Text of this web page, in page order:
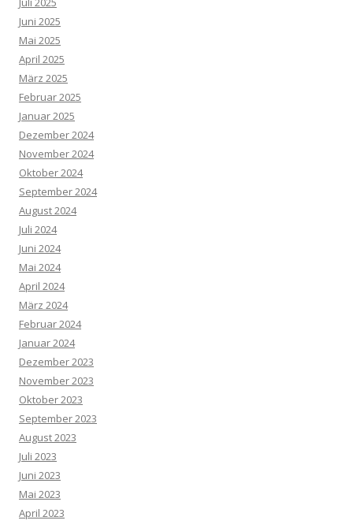
Juni 2025
Mai 2025
April 2025
März 2025
Februar 2025
Januar 2025
Dezember 2024
November 2024
Oktober 2024
September 2024
August 2024
Juli 2024
Juni 2024
Mai 2024
April 2024
März 2024
Februar 2024
Januar 2024
Dezember 2023
November 2023
Oktober 2023
September 2023
August 2023
Juli 2023
Juni 2023
Mai 2023
April 2023